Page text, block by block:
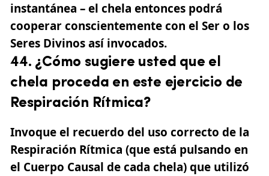
instantánea – el chela entonces podrá
cooperar conscientemente con el Ser o los
Seres Divinos así invocados.
44. ¿Cómo sugiere usted que el
chela proceda en este ejercicio de
Respiración Rítmica?
Invoque el recuerdo del uso correcto de la
Respiración Rítmica (que está pulsando en
el Cuerpo Causal de cada chela) que utilizó